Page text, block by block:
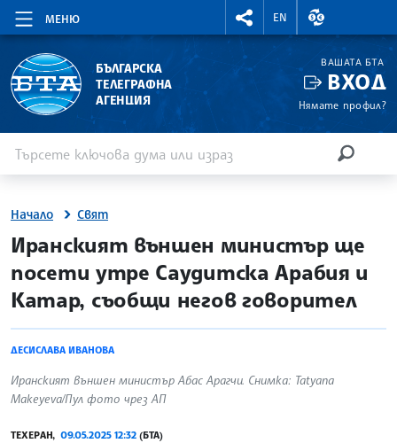
МЕНЮ
RIGHTMENU.SOCIAL
EN
ВАЛУТНИ
БЪЛГАРСКА
ТЕЛЕГРАФНА
АГЕНЦИЯ
ВАШАТА БТА
ВХОД
Нямате профил?
Начало Свят
site.bta
Иранският външен министър ще
посети утре Саудитска Арабия и
Катар, съобщи негов говорител
ДЕСИСЛАВА ИВАНОВА
Иранският външен министър Абас Арагчи. Снимка: Tatyana
Makeyeva/Пул фото чрез АП
ТЕХЕРАН, 09.05.2025 12:32 (БТА)